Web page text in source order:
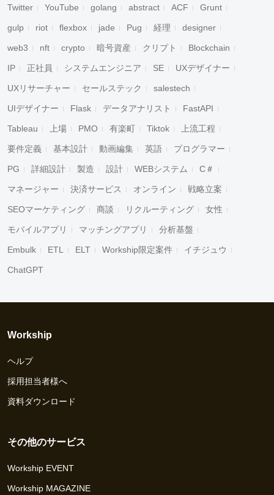
Twitter YouTube golang abstract ACF Grunt
gulp riot flexbox jade Pug 経理 designer
web3 nft crypto 暗号資産 クリプト Blockchain
IP 正社員 システムエンジニア SE UXデザイナー
UXリサーチャー セールステック salestech
UIデザイナー Flask データアナリスト FastAPI
Tableau 上場 PMO 有楽町 Tiktok 上流工程
要件定義 基本設計 動画編集 英語 プログラマー
PG 詳細設計 製造 設計 WEBシステム C＃
マネージャー 決済サービス オンライン 戦略立案
SEOマーケティング 商談 リクルーティング 女性
モバイルアプリ マッチングアプリ 分析基盤
Embulk ETL ELT Workship限定案件 イチジュウ
ChatGPT
Workship
ヘルプ
採用担当者様へ
資料ダウンロード
その他のサービス
Workship EVENT
Workship MAGAZINE